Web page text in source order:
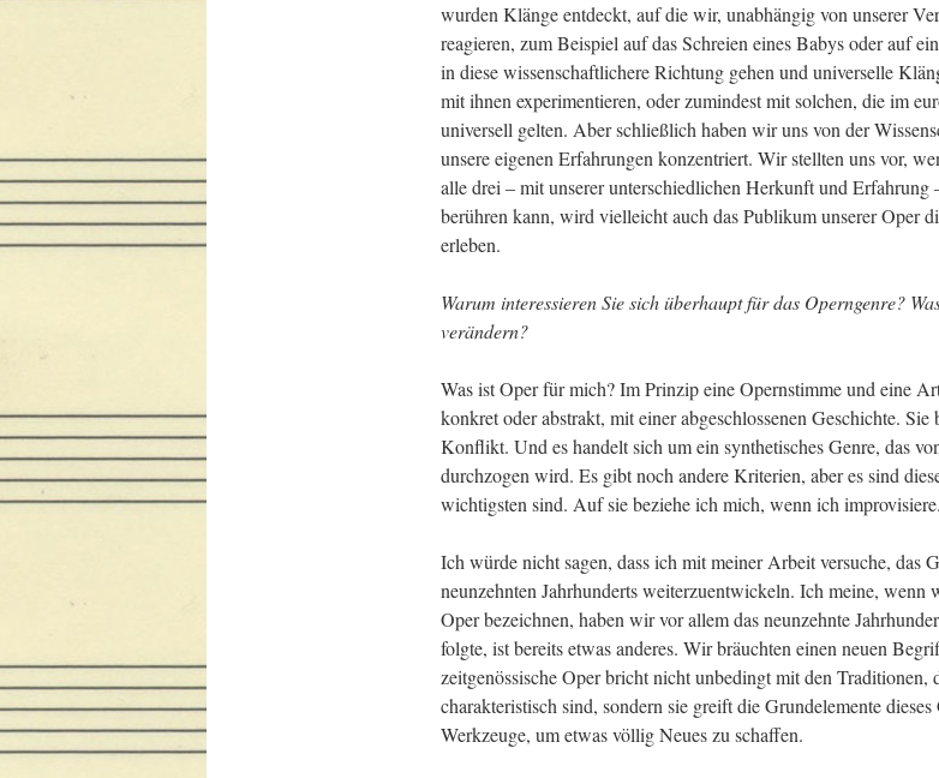
wurden Klänge entdeckt, auf die wir, unabhängig von unserer
reagieren, zum Beispiel auf das Schreien eines Babys oder auf
in diese wissenschaftlichere Richtung gehen und universelle
mit ihnen experimentieren, oder zumindest mit solchen, die im
universell gelten. Aber schließlich haben wir uns von der
unsere eigenen Erfahrungen konzen­triert. Wir stellten uns vor,
alle drei – mit unserer unterschiedlichen Herkunft und Erfahrung
berühren kann, wird vielleicht auch das Publikum unserer Oper
erleben.
Warum interessieren Sie sich überhaupt für das Operngenre?
verändern?
Was ist Oper für mich? Im Prinzip eine Opernstimme und eine
konkret oder abstrakt, mit einer abgeschlossenen Geschichte. Sie
Konflikt. Und es handelt sich um ein synthetisches Genre, das
durchzogen wird. Es gibt noch andere Kriterien, aber es sind
wichtigsten sind. Auf sie beziehe ich mich, wenn ich improvisiere.
Ich würde nicht sagen, dass ich mit meiner Arbeit versuche, das
neunzehnten Jahrhunderts weiterzuentwickeln. Ich meine, wenn
Oper bezeichnen, haben wir vor allem das neunzehnte
folgte, ist bereits etwas anderes. Wir bräuchten einen neuen
zeitgenössische Oper bricht nicht unbedingt mit den Traditionen,
charakteristisch sind, sondern sie greift die Grundelemente
Werkzeuge, um etwas völlig Neues zu schaffen.